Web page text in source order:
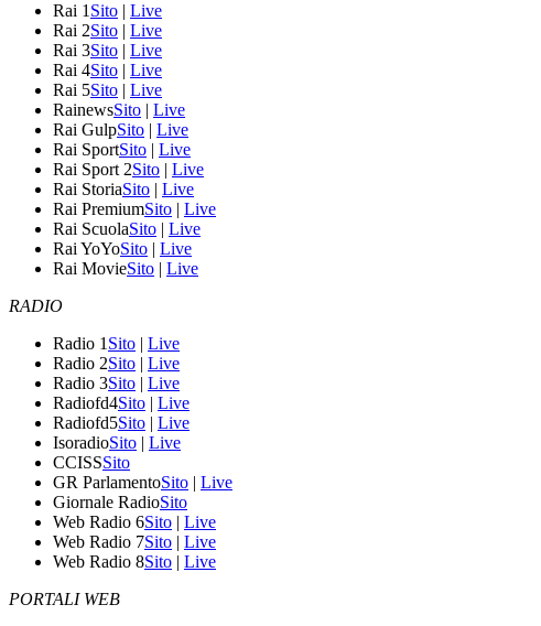
Rai 1 Sito | Live
Rai 2Sito | Live
Rai 3Sito | Live
Rai 4Sito | Live
Rai 5Sito | Live
RainewsSito | Live
Rai GulpSito | Live
Rai SportSito | Live
Rai Sport 2Sito | Live
Rai StoriaSito | Live
Rai PremiumSito | Live
Rai ScuolaSito | Live
Rai YoYoSito | Live
Rai MovieSito | Live
RADIO
Radio 1 Sito | Live
Radio 2Sito | Live
Radio 3Sito | Live
Radiofd4Sito | Live
Radiofd5Sito | Live
IsoradioSito | Live
CCISSSito
GR ParlamentoSito | Live
Giornale RadioSito
Web Radio 6Sito | Live
Web Radio 7Sito | Live
Web Radio 8Sito | Live
PORTALI WEB